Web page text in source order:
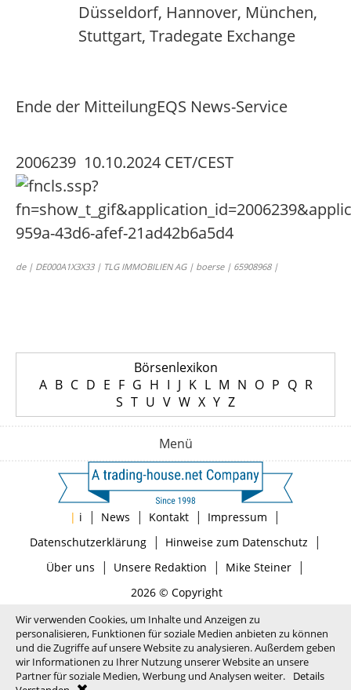
Düsseldorf, Hannover, München,
Stuttgart, Tradegate Exchange
Ende der MitteilungEQS News-Service
2006239 10.10.2024 CET/CEST
de | DE000A1X3X33 | TLG IMMOBILIEN AG | boerse | 65908968 |
Börsenlexikon
A B C D E F G H I J K L M N O P Q R
S T U V W X Y Z
Menü
| i | News | Kontakt | Impressum |
Datenschutzerklärung| Hinweise zum Datenschutz |
Über uns | Unsere Redaktion | Mike Steiner|
2026 © Copyright
Wir verwenden Cookies, um Inhalte und Anzeigen zu
personalisieren, Funktionen für soziale Medien anbieten zu können
und die Zugriffe auf unsere Website zu analysieren. Außerdem geben
wir Informationen zu Ihrer Nutzung unserer Website an unsere
Partner für soziale Medien, Werbung und Analysen weiter.
Details